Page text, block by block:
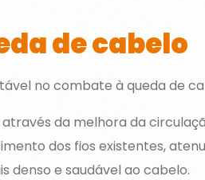
de cabelo
no combate à queda de
da melhora da
dos fios existentes,
denso e saudável ao cabelo.